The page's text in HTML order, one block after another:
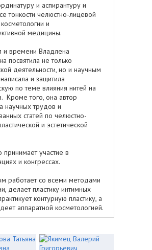
и аспирантуру и
тонкости челюстно-лицевой
и
медицины.
и времени Владлена
посвятила не только
деятельности, но и научным
и защитила
по теме влияния нитей на
Кроме того, она автор
научных трудов и
статей по челюстно-
и эстетической
принимает участие в
и конгрессах.
работает со всеми методами
делает пластику интимных
контурную пластику, а
аппаратной косметологией.